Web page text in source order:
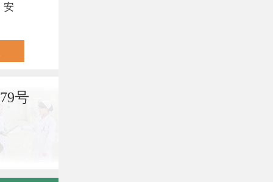
安
号